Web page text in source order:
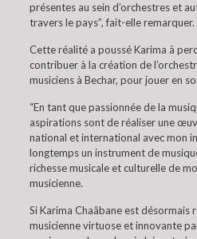
présentes au sein d’orchestres et
travers le pays”, fait-elle remarquer.
Cette réalité a poussé Karima à
contribuer à la création de
musiciens à Bechar, pour jouer en
“En tant que passionnée de la
aspirations sont de réaliser une
national et international avec mon
longtemps un instrument de
richesse musicale et culturelle de
musicienne.
Si Karima Chaâbane est désormais
musicienne virtuose et innovante